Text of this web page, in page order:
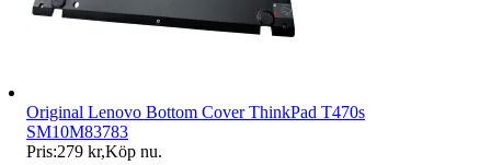
Original Lenovo Bottom Cover ThinkPad T470s
SM10M83783
Pris:279 kr,Köp nu.